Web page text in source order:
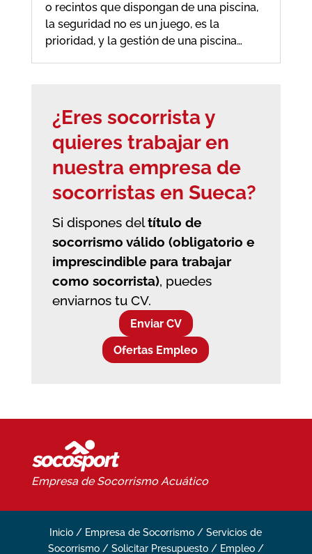
o recintos que dispongan de una piscina,
la seguridad no es un juego, es la
prioridad, y la gestión de una piscina…
¿Eres socorrista y
quieres trabajar en
nuestra empresa de
socorristas en Sueca?
Si dispones deltítulo de
socorrismo válido (obligatorio e
imprescindible para trabajar
como socorrista), puedes
enviarnos tu CV.
Enviar CV
Ofertas Empleo
Empresa de SocorrismoAcuático
Inicio / Empresa de Socorrismo /Servicios de
Socorrismo/ Solicitar Presupuesto / Empleo/